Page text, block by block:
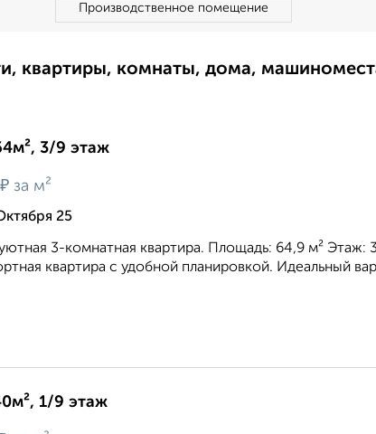
Производственное помещение
квартиры, комнаты, дома,
3/9 этаж
₽ за м²
25
3-комнатная квартира. Площадь: 64,9 м² Этаж:
квартира с удобной планировкой. Идеальный
1/9 этаж